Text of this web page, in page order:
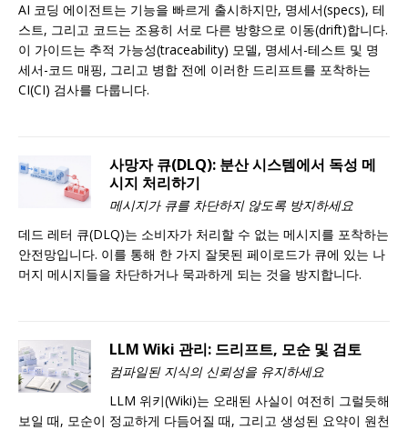
AI 코딩 에이전트는 기능을 빠르게 출시하지만, 명세서(specs), 테
스트, 그리고 코드는 조용히 서로 다른 방향으로 이동(drift)합니다.
이 가이드는 추적 가능성(traceability) 모델, 명세서-테스트 및 명
세서-코드 매핑, 그리고 병합 전에 이러한 드리프트를 포착하는
CI(CI) 검사를 다룹니다.
사망자 큐(DLQ): 분산 시스템에서 독성 메
시지 처리하기
메시지가 큐를 차단하지 않도록 방지하세요
데드 레터 큐(DLQ)는 소비자가 처리할 수 없는 메시지를 포착하는
안전망입니다. 이를 통해 한 가지 잘못된 페이로드가 큐에 있는 나
머지 메시지들을 차단하거나 묵과하게 되는 것을 방지합니다.
LLM Wiki 관리: 드리프트, 모순 및 검토
컴파일된 지식의 신뢰성을 유지하세요
LLM 위키(Wiki)는 오래된 사실이 여전히 그럴듯해
보일 때, 모순이 정교하게 다듬어질 때, 그리고 생성된 요약이 원천